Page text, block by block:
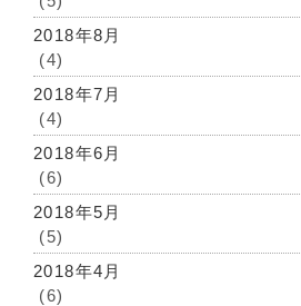
2018年8月
(4)
2018年7月
(4)
2018年6月
(6)
2018年5月
(5)
2018年4月
(6)